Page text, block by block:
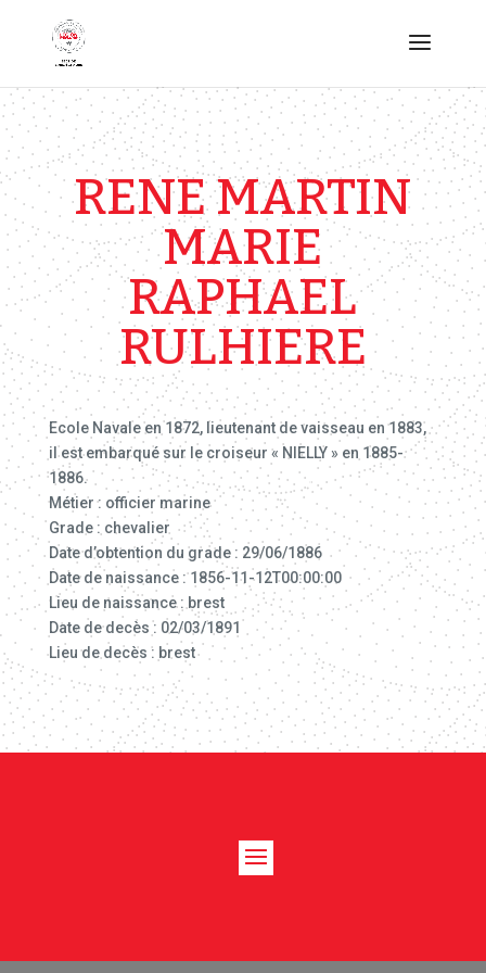
RENE MARTIN
MARIE
RAPHAEL
RULHIERE
Ecole Navale en 1872, lieutenant de vaisseau en 1883,
il est embarqué sur le croiseur « NIELLY » en 1885-
1886.
Métier : officier marine
Grade : chevalier
Date d’obtention du grade : 29/06/1886
Date de naissance : 1856-11-12T00:00:00
Lieu de naissance : brest
Date de decès : 02/03/1891
Lieu de decès : brest